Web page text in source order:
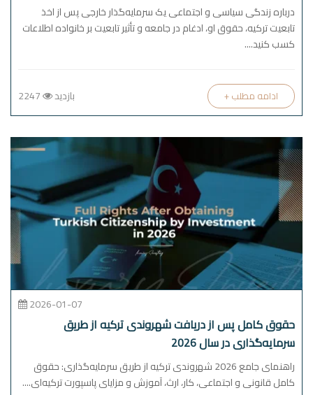
درباره زندگی سیاسی و اجتماعی یک سرمایه‌گذار خارجی پس از اخذ
تابعیت ترکیه، حقوق او، ادغام در جامعه و تأثیر تابعیت بر خانواده اطلاعات
کسب کنید....
بازدید + ادامه مطلب
2026-01-07
حقوق کامل پس از دریافت شهروندی ترکیه از طریق
سرمایه‌گذاری در سال 2026
راهنمای جامع 2026 شهروندی ترکیه از طریق سرمایه‌گذاری: حقوق
کامل قانونی و اجتماعی، کار، ارث، آموزش و مزایای پاسپورت ترکیه‌ای....